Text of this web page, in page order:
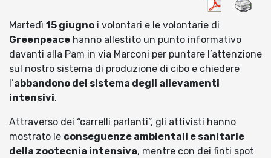
Martedì 15 giugno i volontari e le volontarie di
Greenpeace hanno allestito un punto informativo
davanti alla Pam in via Marconi per puntare l’attenzione
sul nostro sistema di produzione di cibo e chiedere
l’abbandono del sistema degli allevamenti
intensivi.
Attraverso dei “carrelli parlanti”, gli attivisti hanno
mostrato le conseguenze ambientali e sanitarie
della zootecnia intensiva, mentre con dei finti spot